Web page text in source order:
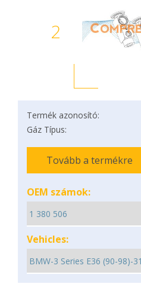
2
Termék azonosító:
Gáz Típus:
Tovább a termékre
OEM számok:
Vehicles: